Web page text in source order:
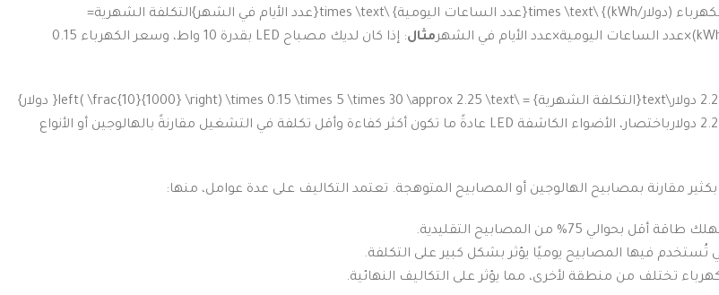
التكلفة الشهرية=
×عدد الساعات اليومية×عدد الأيام في الشهرمثال
: إذا كان لديك مصباح LED بقدرة 10 واط، وسعر الكهرباء 0.15
دولار
باختصار، الأضواء الكاشفة LED عادةً ما تكون أكثر كفاءة وأقل تكلفة في التشغيل مقارنةً بالهالوجين أو الأنواع
تُستخدم فيها المصابيح يوميًا يؤثر بشكل كبير على التكلفة.
تختلف من منطقة لأخرى، مما يؤثر على التكاليف النهائية.